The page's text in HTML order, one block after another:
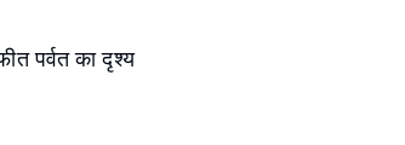
पर्वत का दृश्य